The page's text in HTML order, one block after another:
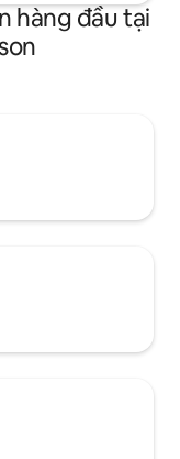
hàng đầu tại